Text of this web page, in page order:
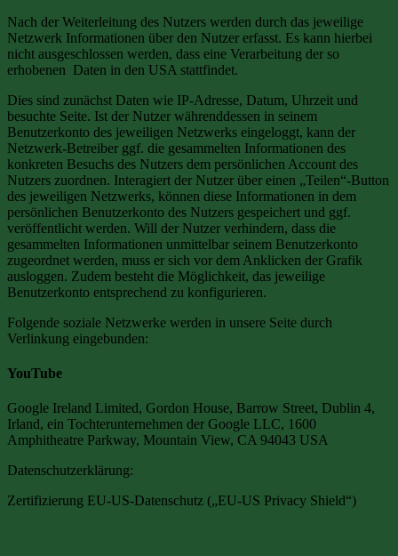
Nach der Weiterleitung des Nutzers werden durch das jeweilige
Netzwerk Informationen über den Nutzer erfasst. Es kann hierbei
nicht ausgeschlossen werden, dass eine Verarbeitung der so
erhobenen Daten in den USA stattfindet.
Dies sind zunächst Daten wie IP-Adresse, Datum, Uhrzeit und
besuchte Seite. Ist der Nutzer währenddessen in seinem
Benutzerkonto des jeweiligen Netzwerks eingeloggt, kann der
Netzwerk-Betreiber ggf. die gesammelten Informationen des
konkreten Besuchs des Nutzers dem persönlichen Account des
Nutzers zuordnen. Interagiert der Nutzer über einen „Teilen“-Button
des jeweiligen Netzwerks, können diese Informationen in dem
persönlichen Benutzerkonto des Nutzers gespeichert und ggf.
veröffentlicht werden. Will der Nutzer verhindern, dass die
gesammelten Informationen unmittelbar seinem Benutzerkonto
zugeordnet werden, muss er sich vor dem Anklicken der Grafik
ausloggen. Zudem besteht die Möglichkeit, das jeweilige
Benutzerkonto entsprechend zu konfigurieren.
Folgende soziale Netzwerke werden in unsere Seite durch
Verlinkung eingebunden:
YouTube
Google Ireland Limited, Gordon House, Barrow Street, Dublin 4,
Irland, ein Tochterunternehmen der Google LLC, 1600
Amphitheatre Parkway, Mountain View, CA 94043 USA
Datenschutzerklärung:
Zertifizierung EU-US-Datenschutz („EU-US Privacy Shield“)